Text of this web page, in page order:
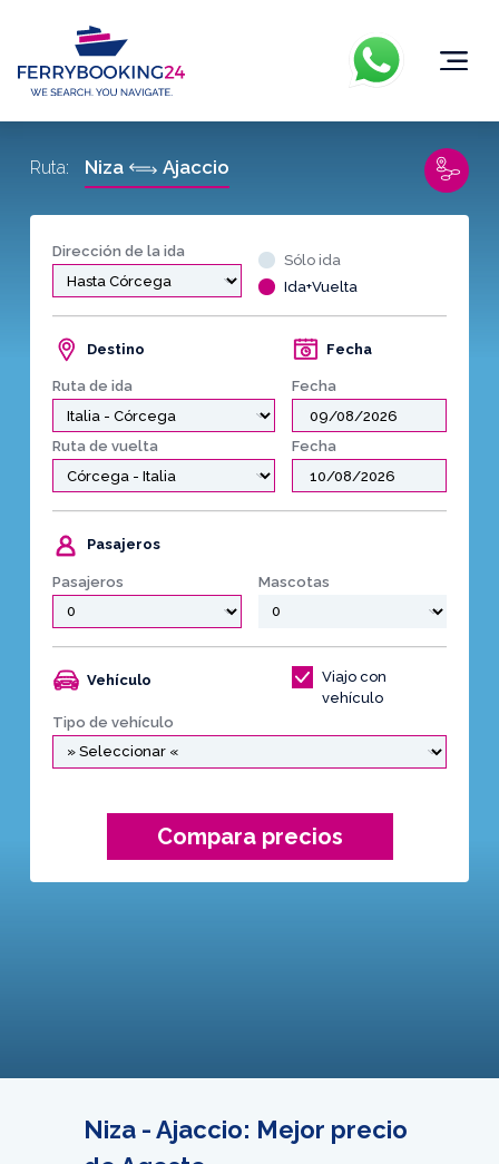
Dirección de la ida
Sólo ida
Ida+Vuelta
Destino
Ruta de ida
Fecha
Fecha
Ruta de vuelta Fecha
Pasajeros
Pasajeros Mascotas
Vehículo
Viajo con
vehículo
Tipo de vehículo
Compara precios
Ruta: Niza Ajaccio
Niza - Ajaccio: Mejor precio